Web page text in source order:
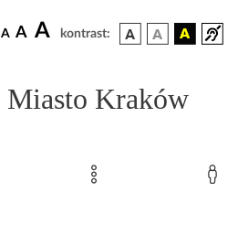
A A A kontrast:
Miasto Kraków